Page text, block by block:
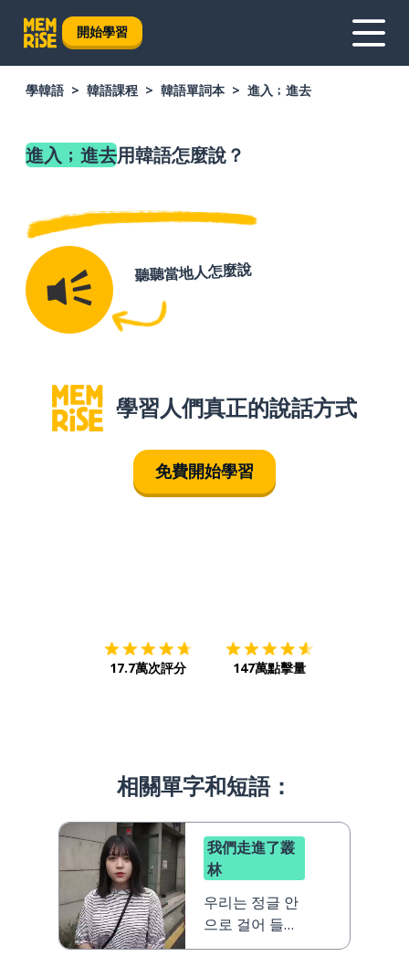
開始學習
學韓語 韓語課程 韓語單詞本 進入﹔進去
進入﹔進去用韓語怎麼說？
聽聽當地人怎麼說
學習人們真正的說話方式
免費開始學習
17.7萬次評分 147萬點擊量
相關單字和短語：
我們走進了叢
林
우리는 정글 안
으로 걸어 들어
갔어요